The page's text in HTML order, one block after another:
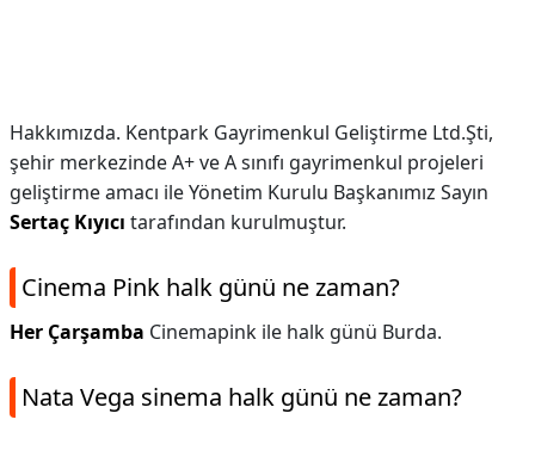
Hakkımızda. Kentpark Gayrimenkul Geliştirme Ltd.Şti,
şehir merkezinde A+ ve A sınıfı gayrimenkul projeleri
geliştirme amacı ile Yönetim Kurulu Başkanımız Sayın
Sertaç Kıyıcı tarafından kurulmuştur.
Cinema Pink halk günü ne zaman?
Her Çarşamba Cinemapink ile halk günü Burda.
Nata Vega sinema halk günü ne zaman?